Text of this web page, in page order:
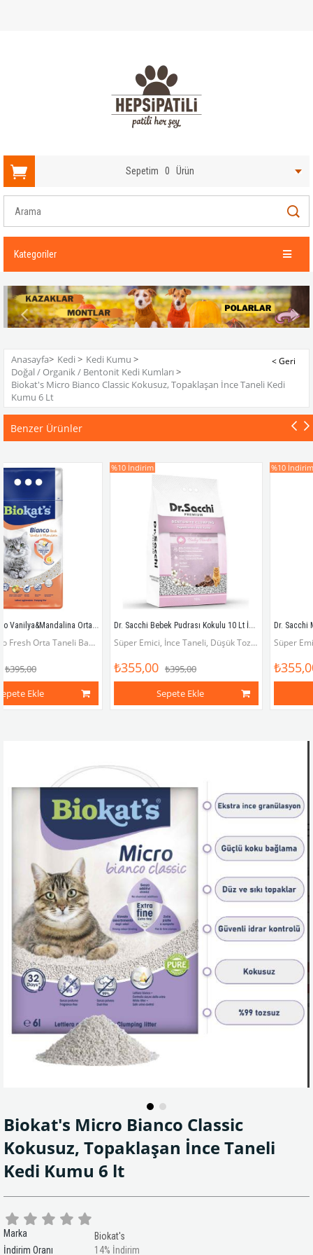
Sepetim 0 Ürün
Kategoriler
Anasayfa> Kedi > Kedi Kumu >
Doğal / Organik / Bentonit Kedi Kumları >
Biokat's Micro Bianco Classic Kokusuz, Topaklaşan İnce Taneli Kedi
Kumu 6 Lt
Benzer Ürünler
Biokat's Bianco Vanilya&Mandalina Orta Taneli 10 lt Topaklaşan Kedi Kumu
Biokat Bianco Fresh Orta Taneli Bahar Kokulu Kedi Kumu
Dr. Sacchi Bebek Pudrası Kokulu 10 Lt İnce Taneli Bentonit Kedi Kumu
Süper Emici, İnce Taneli, Düşük Toz Oranında Bentonit Kedi Kumu
₺395,00
%10
₺395,00
Biokat's Micro Bianco Classic
Kokusuz, Topaklaşan İnce Taneli
Kedi Kumu 6 lt
Marka
Biokat's
İndirim Oranı
%
14 İndirim